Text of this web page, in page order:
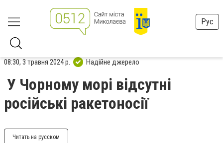
Рус
08:30, 3 травня 2024 р. Надійне джерело
У Чорному морі відсутні
російські ракетоносії
Читать на русском